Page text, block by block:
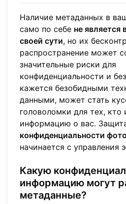
Наличие метаданных в
само по себе не является
своей сути, но их
распространение может
значительные риски для
конфиденциальности и
кажется безобидными
данными, может стать
головоломки для тех,
информацию о вас.
конфиденциальности
начинается с управления
Какую
информацию могут
метаданные?